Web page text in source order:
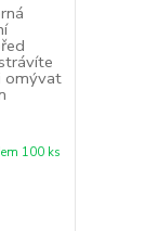
omývat
100 ks